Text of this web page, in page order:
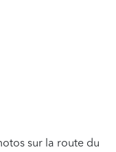
sur la route du